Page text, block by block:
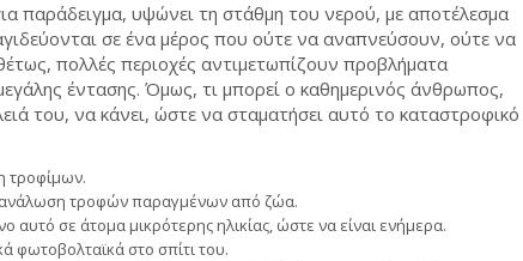
παράδειγμα, υψώνει τη στάθμη του νερού, με αποτέλεσμα
σε ένα μέρος που ούτε να αναπνεύσουν, ούτε να
πολλές περιοχές αντιμετωπίζουν προβλήματα
έντασης. Όμως, τι μπορεί ο καθημερινός άνθρωπος,
του, να κάνει, ώστε να σταματήσει αυτό το καταστροφικό
τροφίμων.
τροφών παραγμένων από ζώα.
αυτό σε άτομα μικρότερης ηλικίας, ώστε να είναι ενήμερα.
φωτοβολταϊκά στο σπίτι του.